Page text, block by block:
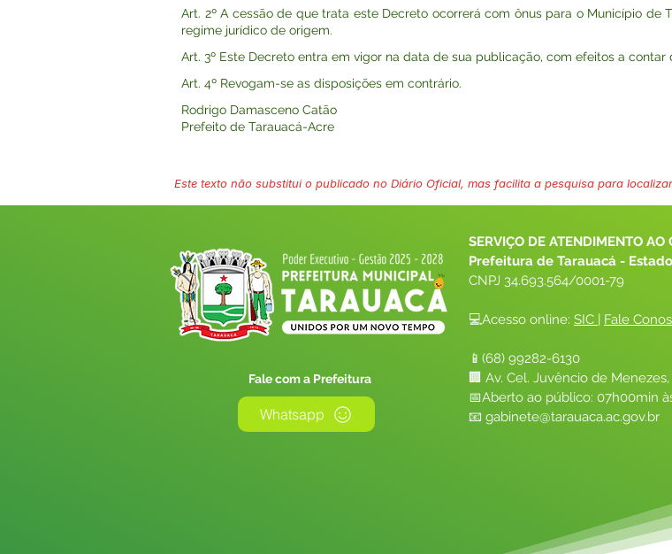
Art. 2º A cessão de que trata este Decreto ocorrerá com ônus para o Município de
regime jurídico de origem.
Art. 3º Este Decreto entra em vigor na data de sua publicação, com efeitos a contar
Art. 4º Revogam-se as disposições em contrário.
Rodrigo Damasceno Catão
Prefeito de Tarauacá-Acre
Este texto não substitui o publicado no Diário Oficial, mas facilita a pesquisa para
Fale com a Prefeitura
Whatsapp
SERVIÇO DE ATENDIMENTO
Prefeitura de Tarauacá -
CNPJ 34.693.564/0001-79
💻Acesso online: SIC | Fale
📱(68) 99282-6130
🏢 Av. Cel. Juvêncio de
📅Aberto ao público: 07h00min
📧 gabinete@tarauaca.ac.gov.br